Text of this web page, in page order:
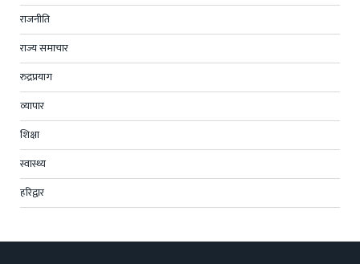
राजनीति
राज्य समाचार
रुद्रप्रयाग
व्यापार
शिक्षा
स्वास्थ्य
हरिद्वार